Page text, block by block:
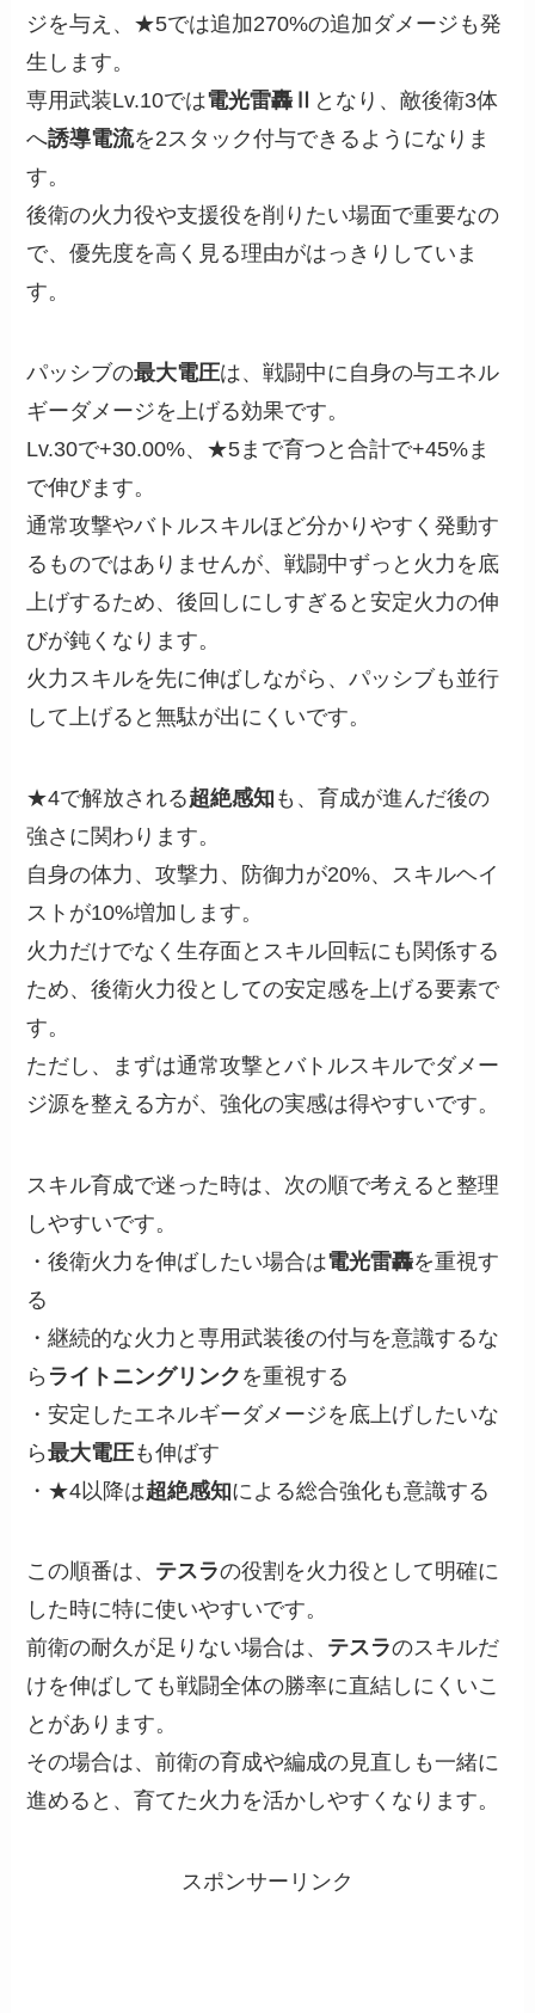
ジを与え、★5では追加270%の追加ダメージも発
生します。
専用武装Lv.10では電光雷轟Ⅱ
となり、敵後衛3体
へ誘導電流を2スタック付与できるようになりま
す。
後衛の火力役や支援役を削りたい場面で重要なの
で、優先度を高く見る理由がはっきりしていま
す。
パッシブの最大電圧は、戦闘中に自身の与エネル
ギーダメージを上げる効果です。
Lv.30で+30.00%、★5まで育つと合計で+45%ま
で伸びます。
通常攻撃やバトルスキルほど分かりやすく発動す
るものではありませんが、戦闘中ずっと火力を底
上げするため、後回しにしすぎると安定火力の伸
びが鈍くなります。
火力スキルを先に伸ばしながら、パッシブも並行
して上げると無駄が出にくいです。
★4で解放される超絶感知 も、育成が進んだ後の
強さに関わります。
自身の体力、攻撃力、防御力が20%、スキルヘイ
ストが10%増加します。
火力だけでなく生存面とスキル回転にも関係する
ため、後衛火力役としての安定感を上げる要素で
す。
ただし、まずは通常攻撃とバトルスキルでダメー
ジ源を整える方が、強化の実感は得やすいです。
スキル育成で迷った時は、次の順で考えると整理
しやすいです。
・後衛火力を伸ばしたい場合は電光雷轟を重視す
る
・継続的な火力と専用武装後の付与を意識するな
ら ライトニングリンク を重視する
・安定したエネルギーダメージを底上げしたいな
ら最大電圧も伸ばす
・★4以降は超絶感知による総合強化も意識する
この順番は、 テスラの役割を火力役として明確に
した時に特に使いやすいです。
前衛の耐久が足りない場合は、 テスラのスキルだ
けを伸ばしても戦闘全体の勝率に直結しにくいこ
とがあります。
その場合は、前衛の育成や編成の見直しも一緒に
進めると、育てた火力を活かしやすくなります。
スポンサーリンク